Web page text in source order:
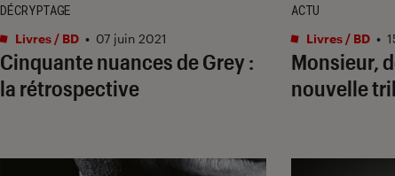
Cinquante nuances de Grey :
la rétrospective
DÉCRYPTAGE
Livres / BD • 07 juin 2021
Monsieur,
nouvelle
ACTU
Livres / BD •